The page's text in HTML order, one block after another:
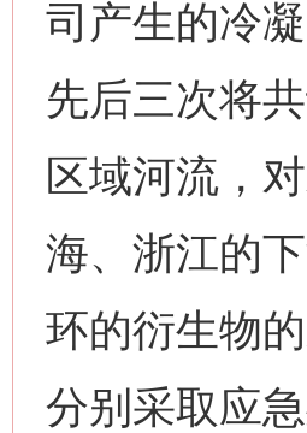
司产生的冷
先后三次将
区域河流，
海、浙江的
环的衍生物
分别采取应